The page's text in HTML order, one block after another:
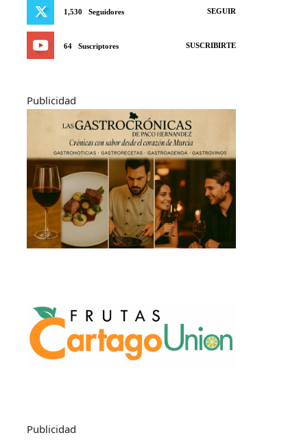
1,530 Seguidores SEGUIR
64 Suscriptores SUSCRIBIRTE
Publicidad
Publicidad